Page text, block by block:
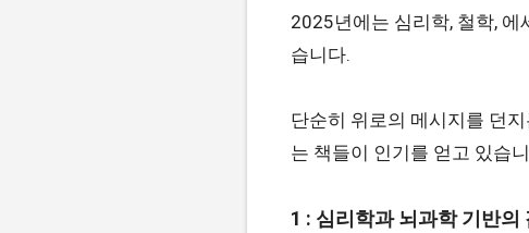
2025년에는 심리학, 철학,
습니다.
단순히 위로의 메시지를 던
는 책들이 인기를 얻고 있습
1 : 심리학과 뇌과학 기반의